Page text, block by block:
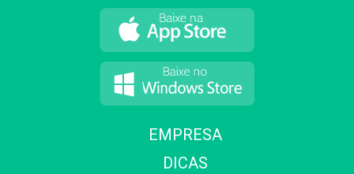
EMPRESA
DICAS